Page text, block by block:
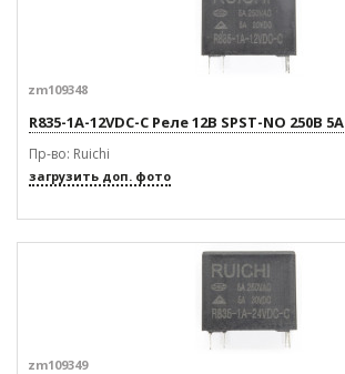
zm109348
R835-1A-12VDC-C Реле 12В SPST-NO 250В 5А
Пр-во: Ruichi
загрузить доп. фото
zm109349